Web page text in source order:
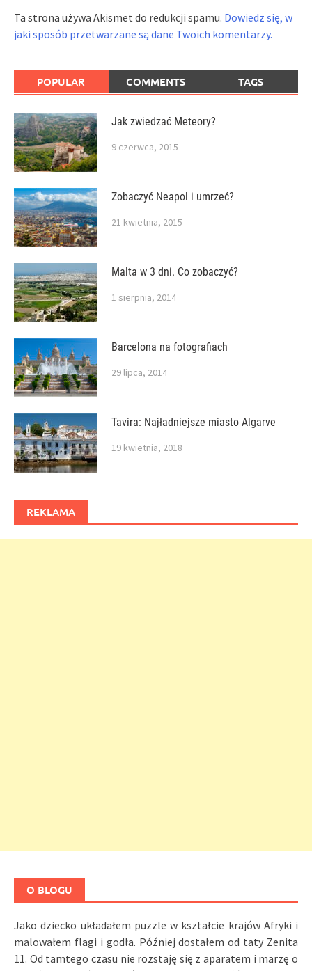
Ta strona używa Akismet do redukcji spamu. Dowiedz się, w
jaki sposób przetwarzane są dane Twoich komentarzy.
POPULAR COMMENTS TAGS
Jak zwiedzać Meteory?
9 czerwca, 2015
Zobaczyć Neapol i umrzeć?
21 kwietnia, 2015
Malta w 3 dni. Co zobaczyć?
1 sierpnia, 2014
Barcelona na fotografiach
29 lipca, 2014
Tavira: Najładniejsze miasto Algarve
19 kwietnia, 2018
REKLAMA
O BLOGU
Jako dziecko układałem puzzle w kształcie krajów Afryki i
malowałem flagi i godła. Później dostałem od taty Zenita
11. Od tamtego czasu nie rozstaję się z aparatem i marzę o